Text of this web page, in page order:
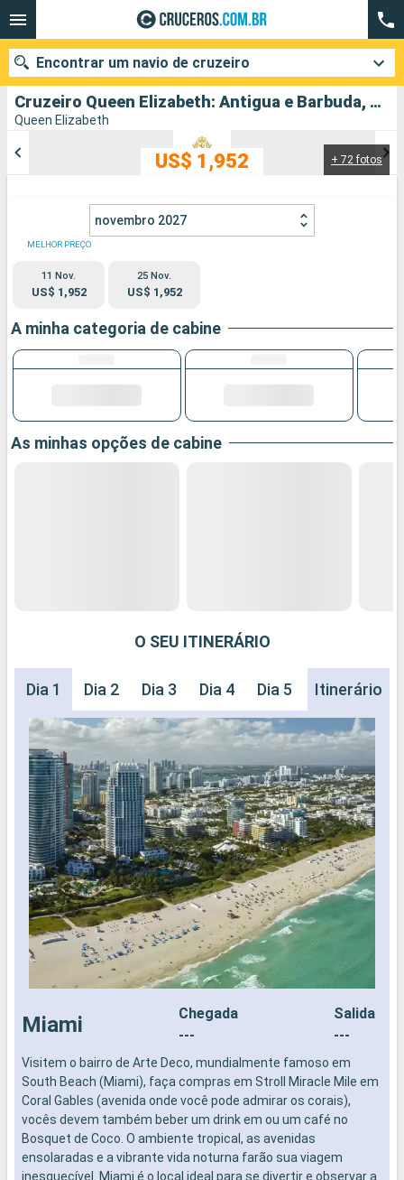
Cruzeiro Queen Elizabeth: Antigua e Barbuda, Grenada, Barbados, Santa Lucia, Estados Unidos partindo de Miami
Queen Elizabeth
+ 72 fotos
US$ 1,952
novembro 2027
MELHOR PREÇO
11 Nov.
US$ 1,952
25 Nov.
US$ 1,952
A minha categoria de cabine
As minhas opções de cabine
O SEU ITINERÁRIO
Dia 1 Dia 2 Dia 3 Dia 4 Dia 5 Dia 6 Dia
Itinerário
Miami
Chegada
---
Salida
---
Visitem o bairro de Arte Deco, mundialmente famoso em
South Beach (Miami), faça compras em Stroll Miracle Mile em
Coral Gables (avenida onde você pode admirar os corais),
vocês devem também beber um drink em ou um café no
Bosquet de Coco. O ambiente tropical, as avenidas
ensolaradas e a vibrante vida noturna farão sua viagem
inesquecível. Miami é o local ideal para se divertir e observar a
Encontrar um navio de cruzeiro
Data de partida
Cidades
Pesquisar